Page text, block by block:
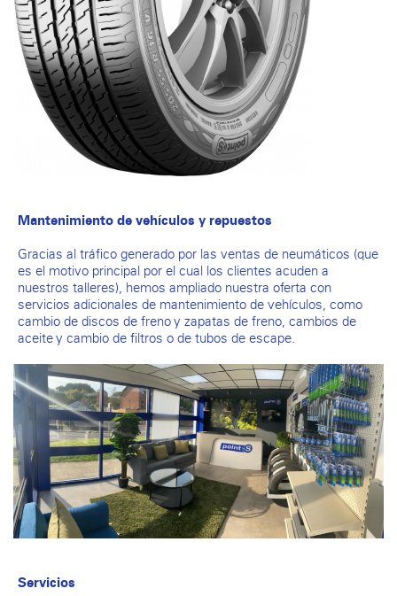
Mantenimiento de vehículos y repuestos
Gracias al tráfico generado por las ventas de neumáticos (que
es el motivo principal por el cual los clientes acuden a
nuestros talleres), hemos ampliado nuestra oferta con
servicios adicionales de mantenimiento de vehículos, como
cambio de discos de freno y zapatas de freno, cambios de
aceite y cambio de filtros o de tubos de escape.
Servicios